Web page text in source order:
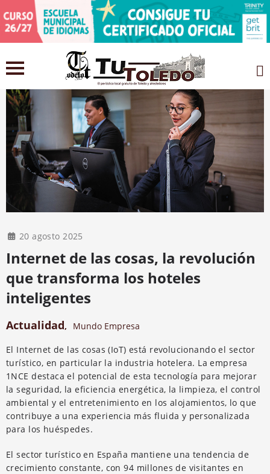
20 agosto 2025
Internet de las cosas, la revolución
que transforma los hoteles
inteligentes
Actualidad, Mundo Empresa
El Internet de las cosas (IoT) está revolucionando el sector
turístico, en particular la industria hotelera. La empresa
1NCE destaca el potencial de esta tecnología para mejorar
la seguridad, la eficiencia energética, la limpieza, el control
ambiental y el entretenimiento en los alojamientos, lo que
contribuye a una experiencia más fluida y personalizada
para los huéspedes.
El sector turístico en España mantiene una tendencia de
crecimiento constante, con 94 millones de visitantes en